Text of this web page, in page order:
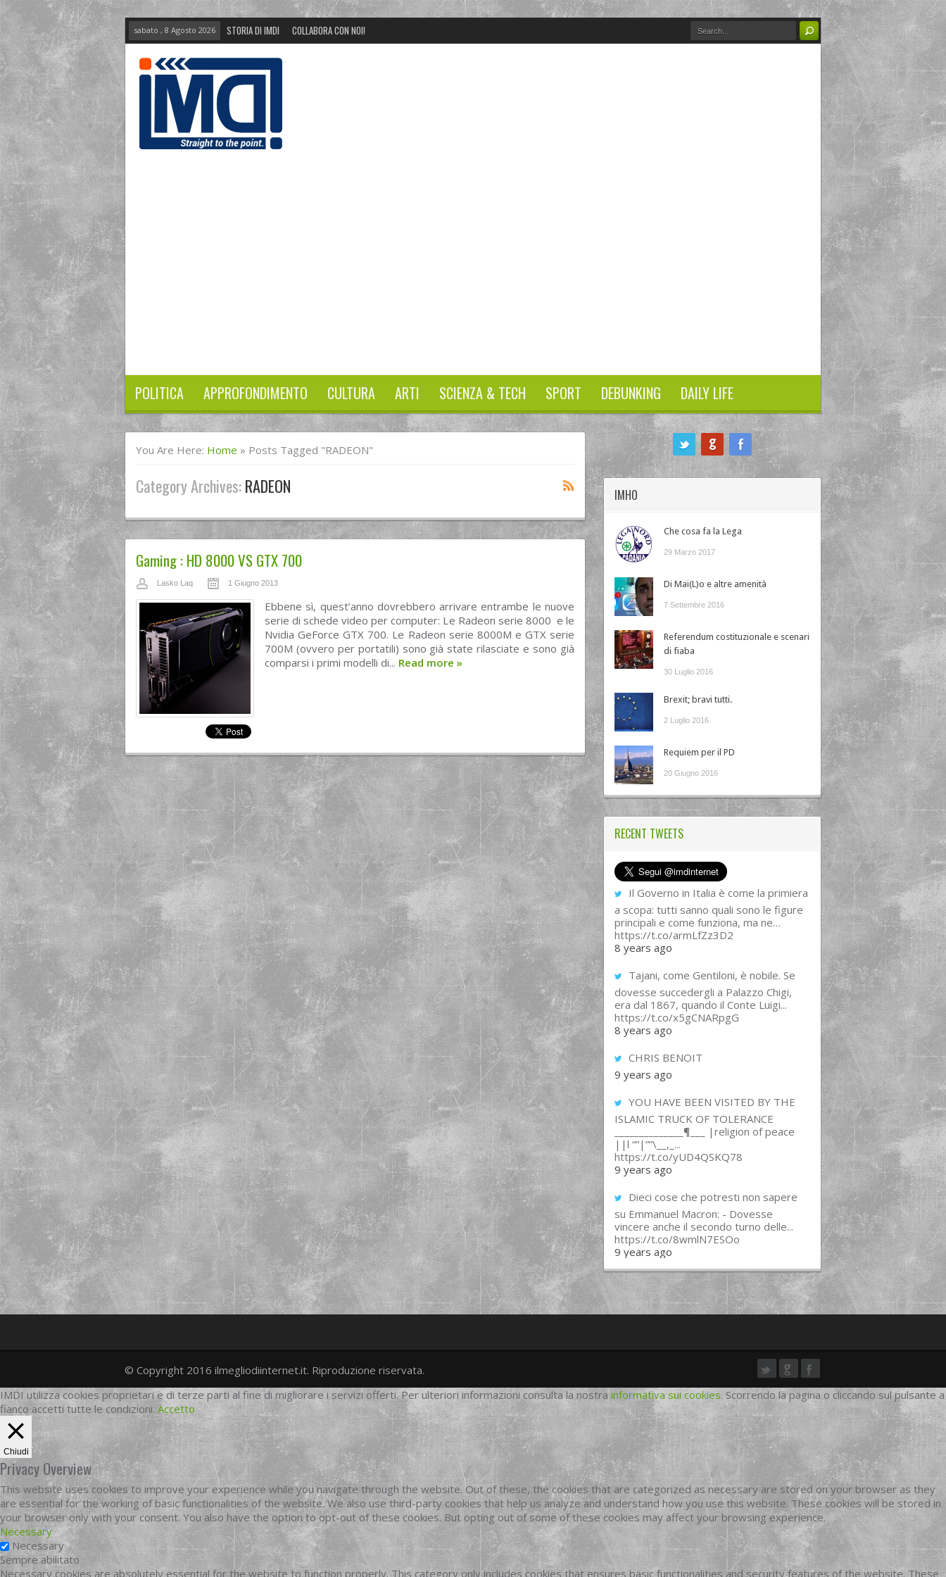
sabato , 8 Agosto 2026 STORIA DI IMDI COLLABORA CON NOI!
POLITICA APPROFONDIMENTO CULTURA ARTI SCIENZA & TECH SPORT DEBUNKING DAILY LIFE
You Are Here: Home » Posts Tagged "RADEON"
Category Archives:RADEON
Gaming : HD 8000 VS GTX 700
Lasko Laq 1 Giugno 2013
Ebbene sì, quest’anno dovrebbero arrivare entrambe le nuove
serie di schede video per computer: Le Radeon serie 8000 e le
Nvidia GeForce GTX 700. Le Radeon serie 8000M e GTX serie
700M (ovvero per portatili) sono già state rilasciate e sono già
comparsi i primi modelli di... Read more »
IMHO
Che cosa fa la Lega
29 Marzo 2017
Di Mai(L)o e altre amenità
7 Settembre 2016
Referendum costituzionale e scenari
di fiaba
30 Luglio 2016
Brexit; bravi tutti.
2 Luglio 2016
Requiem per il PD
20 Giugno 2016
RECENT TWEETS
Il Governo in Italia è come la primiera
a scopa: tutti sanno quali sono le figure
principali e come funziona, ma ne…
https://t.co/armLfZz3D2
8 years ago
Tajani, come Gentiloni, è nobile. Se
dovesse succedergli a Palazzo Chigi,
era dal 1867, quando il Conte Luigi...
https://t.co/x5gCNARpgG
8 years ago
CHRIS BENOIT
9 years ago
YOU HAVE BEEN VISITED BY THE
ISLAMIC TRUCK OF TOLERANCE
______________¶___ |religion of peace
||l “”|””\__,_...
https://t.co/yUD4QSKQ78
9 years ago
Dieci cose che potresti non sapere
su Emmanuel Macron: - Dovesse
vincere anche il secondo turno delle...
https://t.co/8wmlN7ESOo
9 years ago
twittergoogleplus
facebook
© Copyright 2016 ilmegliodiinternet.it. Riproduzione riservata.
IMDI utilizza cookies proprietari e di terze parti al fine di migliorare i servizi offerti. Per ulteriori informazioni consulta la nostra informativa sui cookies. Scorrendo la pagina o cliccando sul pulsante a
fianco accetti tutte le condizioni. Accetto
Chiudi
Privacy Overview
This website uses cookies to improve your experience while you navigate through the website. Out of these, the cookies that are categorized as necessary are stored on your browser as they
are essential for the working of basic functionalities of the website. We also use third-party cookies that help us analyze and understand how you use this website. These cookies will be stored in
your browser only with your consent. You also have the option to opt-out of these cookies. But opting out of some of these cookies may affect your browsing experience.
Necessary
Necessary
Sempre abilitato
Necessary cookies are absolutely essential for the website to function properly. This category only includes cookies that ensures basic functionalities and security features of the website. These